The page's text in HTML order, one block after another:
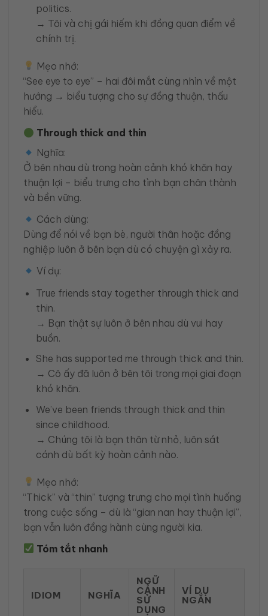
politics.
→ Tôi và chị gái hiếm khi đồng quan điểm về
chính trị.
Mẹo nhớ:
“See eye to eye” – hai đôi mắt cùng nhìn về một
hướng → biểu tượng cho sự đồng thuận, thấu
hiểu.
Through thick and thin
Nghĩa:
Ở bên nhau dù trong hoàn cảnh khó khăn hay
thuận lợi – biểu trưng cho tình bạn chân thành
và bền vững.
Cách dùng:
Dùng để nói về bạn bè, người thân hoặc đồng
nghiệp luôn ở bên bạn dù có chuyện gì xảy ra.
Ví dụ:
True friends stay together through thick and
thin.
→ Bạn thật sự luôn ở bên nhau dù vui hay
buồn.
She has supported me through thick and thin.
→ Cô ấy đã luôn ở bên tôi trong mọi giai đoạn
khó khăn.
We’ve been friends through thick and thin
since childhood.
→ Chúng tôi là bạn thân từ nhỏ, luôn sát
cánh dù bất kỳ hoàn cảnh nào.
Mẹo nhớ:
“Thick” và “thin” tượng trưng cho mọi tình huống
trong cuộc sống – dù là “gian nan hay thuận lợi”,
bạn vẫn luôn đồng hành cùng người kia.
Tóm tắt nhanh
IDIOM NGHĨA
NGỮ
CẢNH
SỬ
DỤNG
VÍ DỤ
NGẮN